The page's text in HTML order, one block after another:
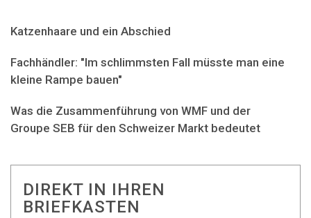
Katzenhaare und ein Abschied
Fachhändler: "Im schlimmsten Fall müsste man eine
kleine Rampe bauen"
Was die Zusammenführung von WMF und der
Groupe SEB für den Schweizer Markt bedeutet
DIREKT IN IHREN
BRIEFKASTEN